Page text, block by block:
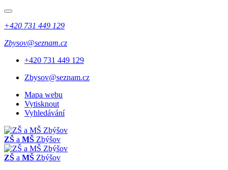
+420 731 449 129
Zbysov@seznam.cz
+420 731 449 129
Zbysov@seznam.cz
Mapa webu
Vytisknout
Vyhledávání
ZŠ a MŠ Zbýšov
ZŠ a MŠ Zbýšov